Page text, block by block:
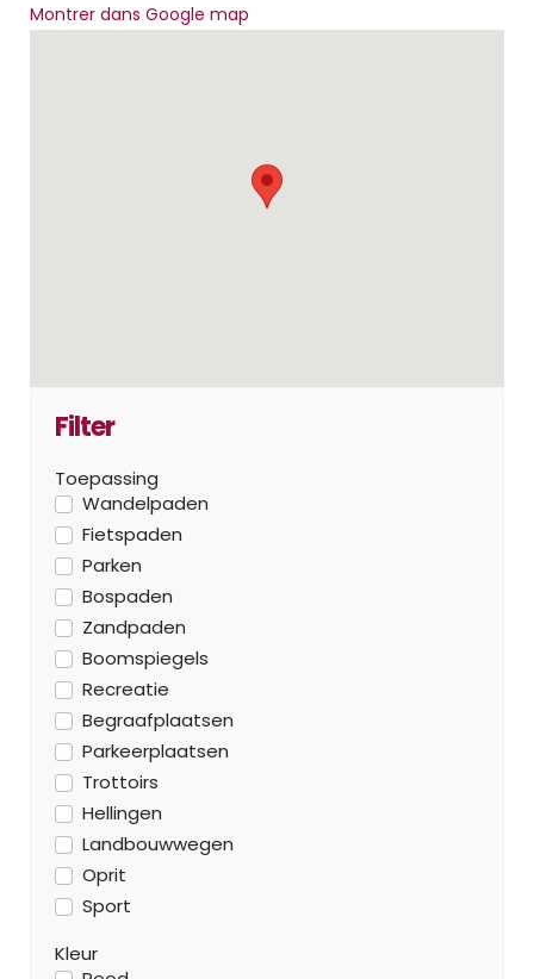
Montrer dans Google map
Filter
Toepassing
Wandelpaden
Fietspaden
Parken
Bospaden
Zandpaden
Boomspiegels
Recreatie
Begraafplaatsen
Parkeerplaatsen
Trottoirs
Hellingen
Landbouwwegen
Oprit
Sport
Kleur